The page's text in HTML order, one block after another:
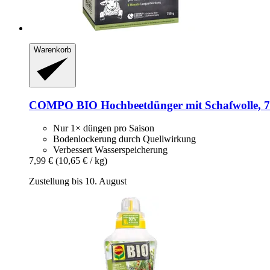
Warenkorb
COMPO BIO Hochbeetdünger mit Schafwolle,
Nur 1× düngen pro Saison
Bodenlockerung durch Quellwirkung
Verbessert Wasserspeicherung
7,99 € (10,65 € / kg)
Zustellung bis 10. August